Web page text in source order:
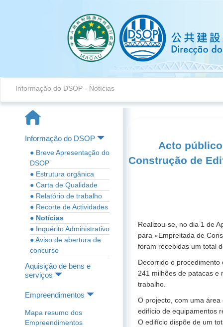
Informação do DSOP - Notícias
Informação do DSOP
● Breve Apresentação do
DSOP
● Estrutura orgânica
● Carta de Qualidade
● Relatório de trabalho
● Recorte de Actividades
● Notícias
● Inquérito Administrativo
● Aviso de abertura de
concurso
Aquisição de bens e
serviços
Empreendimentos
Mapa resumo dos
Empreendimentos
Acto
Construção de
Realizou-se, no dia 1 de
para «Empreitada de
foram recebidas um total
Decorrido o
241 milhões de patacas e
trabalho.
O projecto, com uma
edifício de equipamentos
O edifício dispõe de um